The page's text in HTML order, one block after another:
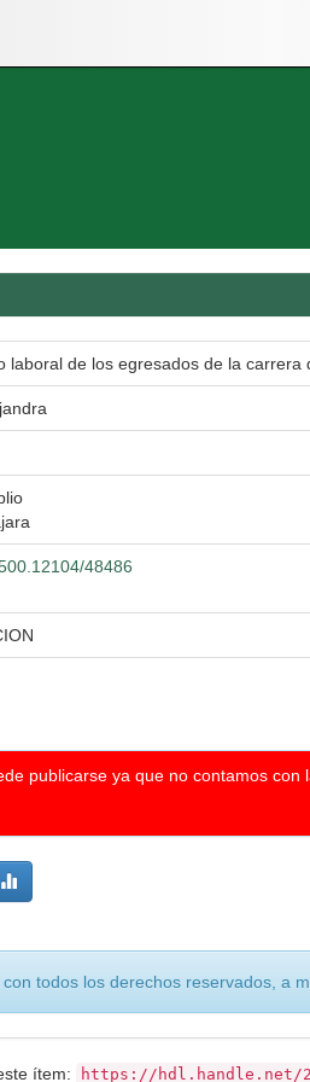
laboral de los egresados de la
48486
publicarse ya que no contamos
todos los derechos reservados, a
ítem: https://hdl.handle.net/